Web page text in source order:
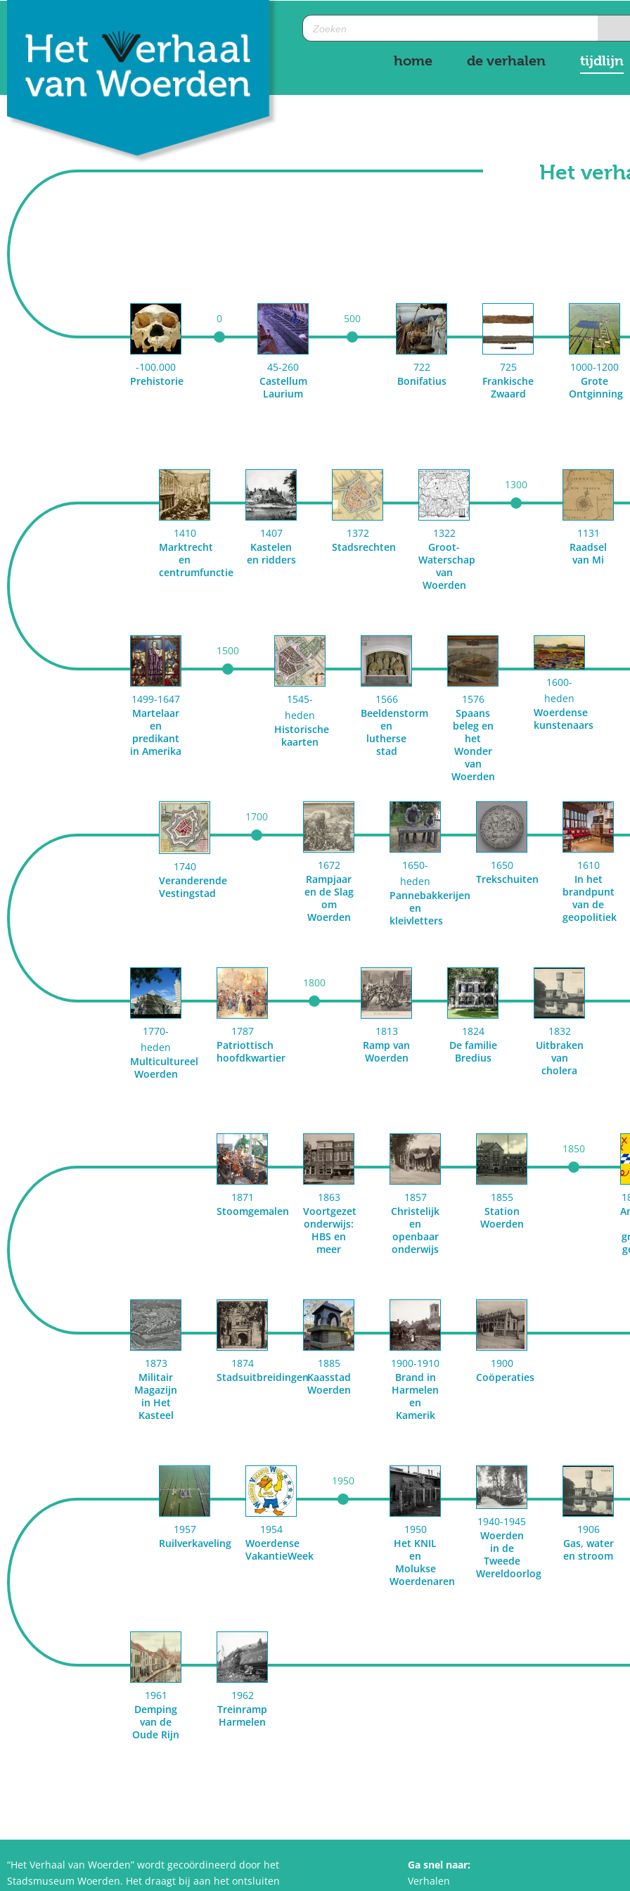
home de verhalen tijdlijn
Het
-100.000
Prehistorie
0
45-260
Castellum
Laurium
500
722
Bonifatius
725
Frankische
Zwaard
1000-1200
Grote
Ontginning
1131
Raadsel
van Mi
1300
1322
Groot-
Waterschap
van
Woerden
1372
Stadsrechten
1407
Kastelen
en ridders
1410
Marktrecht
en
centrumfunctie
1499-1647
Martelaar
en
predikant
in Amerika
1500
1545-
heden
Historische
kaarten
1566
Beeldenstorm
en
lutherse
stad
1576
Spaans
beleg en
het
Wonder
van
Woerden
1600-
heden
Woerdense
kunstenaars
1610
In het
brandpunt
van de
geopolitiek
1650
Trekschuiten
1650-
heden
Pannebakkerijen
en
kleivletters
1672
Rampjaar
en de Slag
om
Woerden
1700
1740
Veranderende
Vestingstad
1770-
heden
Multicultureel
Woerden
1787
Patriottisch
hoofdkwartier
1800
1813
Ramp van
Woerden
1824
De familie
Bredius
1832
Uitbraken
van
cholera
1850
1855
Station
Woerden
1857
Christelijk
en
openbaar
onderwijs
1863
Voortgezet
onderwijs:
HBS en
meer
1871
Stoomgemalen
1873
Militair
Magazijn
in Het
Kasteel
1874
Stadsuitbreidingen
1885
Kaasstad
Woerden
1900-1910
Brand in
Harmelen
en
Kamerik
1900
Coöperaties
1906
Gas, water
en stroom
1940-1945
Woerden
in de
Tweede
Wereldoorlog
1950
Het KNIL
en
Molukse
Woerdenaren
1950
1954
Woerdense
VakantieWeek
1957
Ruilverkaveling
1961
Demping
van de
Oude Rijn
1962
Treinramp
Harmelen
“Het Verhaal van Woerden” wordt gecoördineerd door het
Stadsmuseum Woerden. Het draagt bij aan het ontsluiten
Ga snel naar:
Verhalen